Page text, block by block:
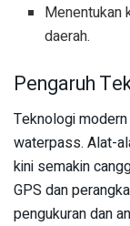
Menentukan
daerah.
Pengaruh
Teknologi
waterpass. Alat-
kini semakin
GPS dan
pengukuran dan